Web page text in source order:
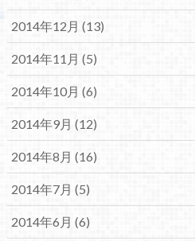
2014年12月 (13)
2014年11月 (5)
2014年10月 (6)
2014年9月 (12)
2014年8月 (16)
2014年7月 (5)
2014年6月 (6)